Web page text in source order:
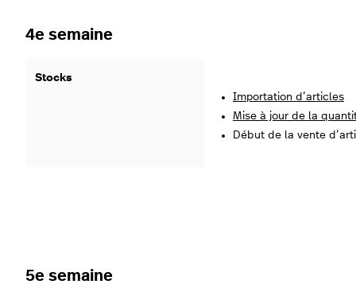
4e semaine
Stocks
Importation d’articles
Mise à jour de la
Début de la vente
5e semaine